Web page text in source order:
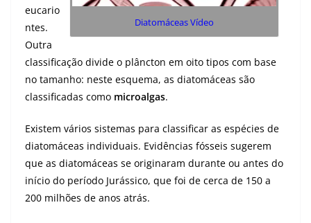
Diatomáceas Vídeo
eucario
ntes.
Outra
classificação divide o plâncton em oito tipos com base
no tamanho: neste esquema, as diatomáceas são
classificadas como microalgas.
Existem vários sistemas para classificar as espécies de
diatomáceas individuais. Evidências fósseis sugerem
que as diatomáceas se originaram durante ou antes do
início do período Jurássico, que foi de cerca de 150 a
200 milhões de anos atrás.